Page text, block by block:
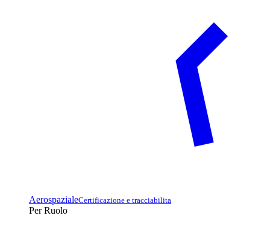
AerospazialeCertificazione e tracciabilita
Per Ruolo